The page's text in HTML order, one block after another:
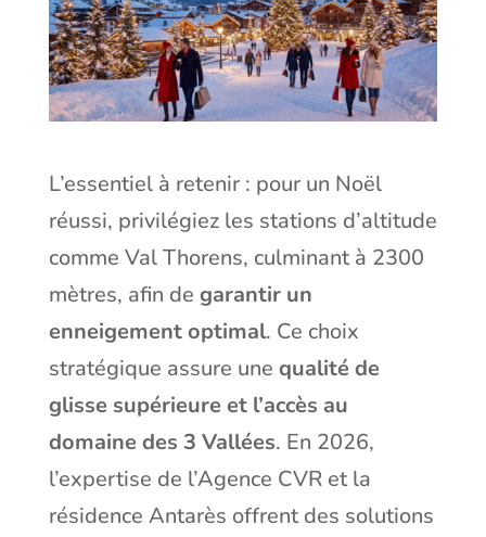
L’essentiel à retenir : pour un Noël
réussi, privilégiez les stations d’altitude
comme Val Thorens, culminant à 2300
mètres, afin de garantir un
enneigement optimal. Ce choix
stratégique assure une qualité de
glisse supérieure et l’accès au
domaine des 3 Vallées. En 2026,
l’expertise de l’Agence CVR et la
résidence Antarès offrent des solutions